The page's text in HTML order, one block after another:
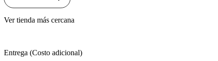
Ver tienda más cercana
Entrega (Costo adicional)